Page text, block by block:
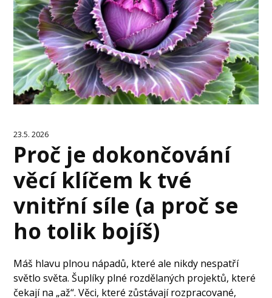
23.5. 2026
Proč je dokončování
věcí klíčem k tvé
vnitřní síle (a proč se
ho tolik bojíš)
Máš hlavu plnou nápadů, které ale nikdy nespatří
světlo světa. Šuplíky plné rozdělaných projektů, které
čekají na „až“. Věci, které zůstávají rozpracované,